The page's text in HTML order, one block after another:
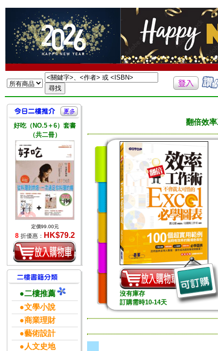
好吃（NO.5＋6）套書
（共二冊）
定價99.00元
8 折優惠： HK$79.2
●二樓推薦
●文學小說
●商業理財
●藝術設計
●人文史地
翻倍效
沒有庫存
訂購需時10-14天